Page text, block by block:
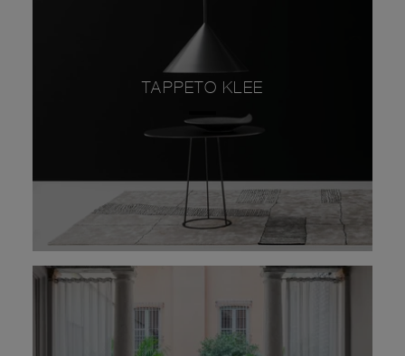
TAPPETO KLEE